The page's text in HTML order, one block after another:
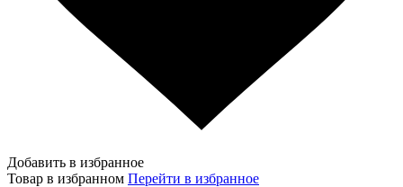
Добавить в избранное
Товар в избранном Перейти в избранное